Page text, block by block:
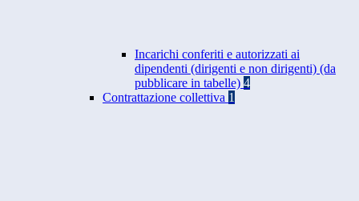
Incarichi conferiti e autorizzati ai
dipendenti (dirigenti e non dirigenti) (da
pubblicare in tabelle) 4
Contrattazione collettiva 1